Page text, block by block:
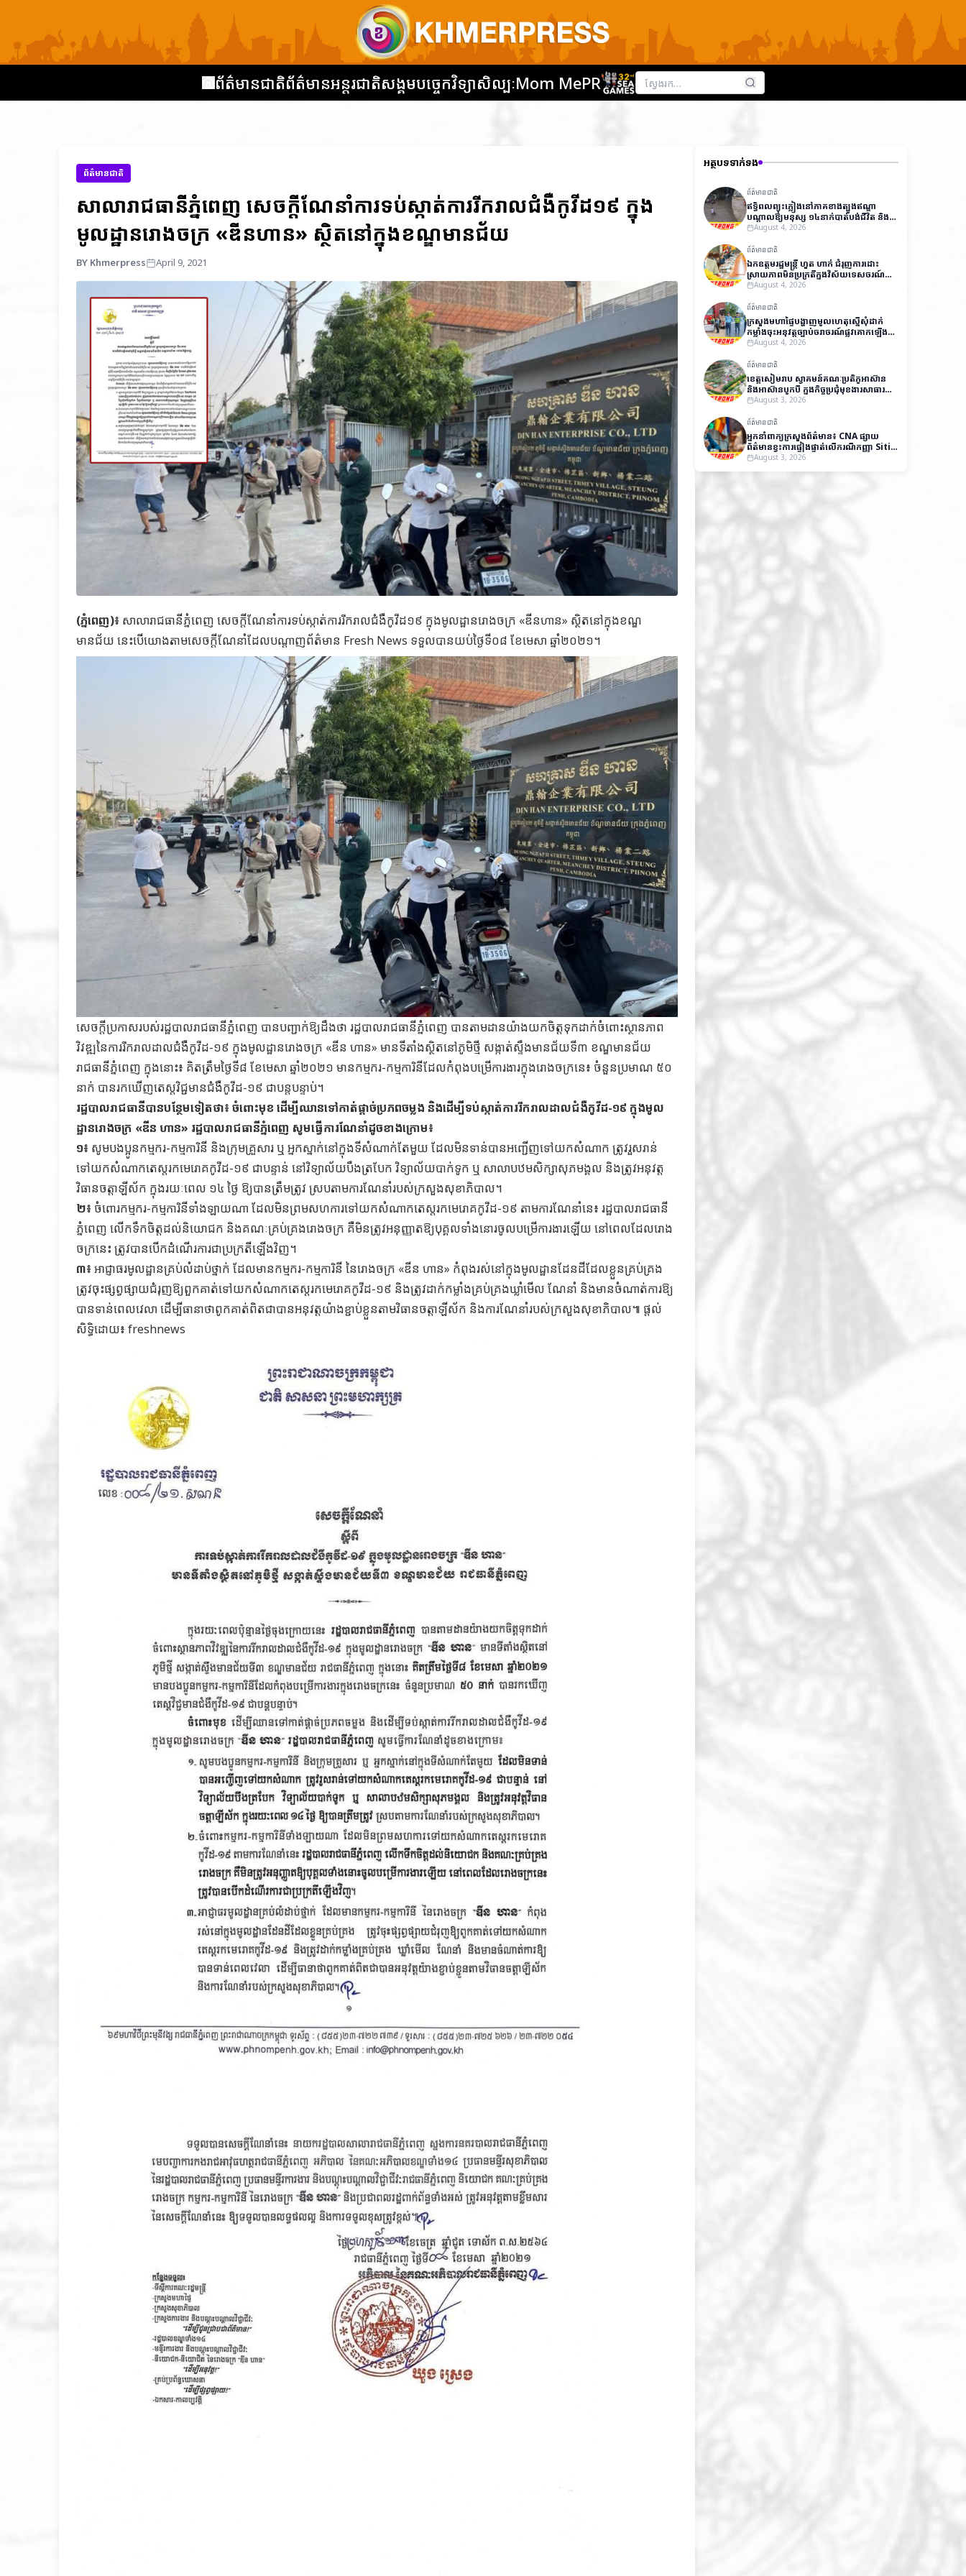
ព័ត៌មានជាតិព័ត៌មានអន្តរជាតិសង្គមបច្ចេកវិទ្យាសិល្បៈMom MePR
ព័ត៌មានជាតិ
សាលារាជធានីភ្នំពេញ សេចក្តីណែនាំការទប់ស្កាត់ការរីករាលជំងឺកូវីដ១៩ ក្នុង
មូលដ្ឋានរោងចក្រ «ឌីនហាន» ស្ថិតនៅក្នុងខណ្ឌមានជ័យ
BY Khmerpress April 9, 2021
(ភ្នំពេញ)៖ សាលារាជធានីភ្នំពេញ សេចក្តីណែនាំការទប់ស្កាត់ការរីករាលជំងឺកូវីដ១៩ ក្នុងមូលដ្ឋានរោងចក្រ «ឌីនហាន» ស្ថិតនៅក្នុងខណ្ឌ
មានជ័យ នេះបើយោងតាមសេចក្តីណែនាំដែលបណ្តាញព័ត៌មាន Fresh News ទទួលបានយប់ថ្ងៃទី០៨ ខែមេសា ឆ្នាំ២០២១។
សេចក្តីប្រកាសរបស់រដ្ឋបាលរាជធានីភ្នំពេញ បានបញ្ជាក់ឱ្យដឹងថា រដ្ឋបាលរាជធានីភ្នំពេញ បានតាមដានយ៉ាងយកចិត្តទុកដាក់ចំពោះ​ស្ថានភាព
វិវឌ្ឍនៃការ​រីករាល​ដាលជំងឺកូវីដ-១៩ ក្នុងមូលដ្ឋានរោងចក្រ «ឌីន ហាន» មានទីតាំងស្ថិតនៅភូមិថ្មី សង្កាត់ស្ទឹងមានជ័យទី៣ ខណ្ឌមានជ័យ
រាជធានីភ្នំពេញ ក្នុងនោះ៖ គិតត្រឹមថ្ងៃទី៨ ខែមេសា ឆ្នាំ២០២១ មានកម្មករ-កម្មការិនីដែលកំពុងបម្រើការងារក្នុងរោងចក្រនេ៖ ចំនួនប្រមាណ ៥០
នាក់ បានរកឃើញ​តេស្តវិជ្ជមានជំងឺកូវីដ-១៩ ជាបន្តបន្ទាប់។
រដ្ឋបាលរាជធានីបានបន្ថែមទៀតថា៖ ចំពោះមុខ ដើម្បីឈានទៅកាត់ផ្តាច់ប្រភពចម្លង និងដើម្បីទប់ស្កាត់ការរីករាលដាលជំងឺកូវីដ-១៩ ក្នុងមូល
ដ្ឋានរោងចក្រ «ឌីន ហាន» រដ្ឋបាលរាជធានីភ្នំពេញ សូមធ្វើការណែនាំដូចខាងក្រោម៖
១៖ សូមបងប្អូនកម្មករ-កម្មការិនី និងក្រុមគ្រួសារ ឬ អ្នកស្នាក់នៅក្នុងទីសំណាក់តែមួយ ដែលមិនទាន់បានអញ្ជើញទៅយកសំណាក ត្រូវរួសរាន់​
ទៅយកសំណាក​តេស្តរកមេរោគកូវីដ-១៩ ជាបន្ទាន់ នៅវិទ្យាល័យបឹងត្របែក វិទ្យាល័យបាក់ទូក ឬ សាលាបឋមសិក្សាសុភមង្គល និងត្រូវអនុវត្ត
វិធានចត្តាឡីស័ក ក្នុងរយៈពេល ១៤ ថ្ងៃ ឱ្យបានត្រឹមត្រូវ ស្របតាមការណែនាំរបស់ក្រសួងសុខាភិបាល។
២៖ ចំពោរកម្មករ-កម្មការិនីទាំងឡាយណា ដែលមិនព្រមសហការទៅយកសំណាកតេស្តរកមេរោគកូវីដ-១៩ តាមការណែនាំនេ៖ រដ្ឋបាលរាជធានី
ភ្នំពេញ លើកទឹកចិត្ត​ដល់និយោជក និងគណៈគ្រប់គ្រងរោងចក្រ គឺមិនត្រូវអនុញ្ញាតឱ្យបុគ្គលទាំងនោរចូលបម្រើការងារឡើយ នៅពេលដែលរោង
ចក្រនេះ ត្រូវបានបើកដំណើរការជាប្រក្រតីឡើងវិញ។
៣៖ អាជ្ញាធរមូលដ្ឋានគ្រប់លំដាប់ថ្នាក់ ដែលមានកម្មករ-កម្មការិនី នៃរោងចក្រ «ឌីន ហាន» កំពុងរស់នៅក្នុងមូលដ្ឋានដែនដីដែលខ្លួនគ្រប់គ្រង​
ត្រូវចុះផ្សព្វផ្សាយជំរុញ​ឱ្យពួកគាត់ទៅយកសំណាកតេស្តរកមេរោគកូវីដ-១៩ និងត្រូវដាក់កម្លាំងគ្រប់គ្រងឃ្លាំមើល ណែនាំ និងមានចំណាត់ការឱ្យ
បានទាន់ពេលវេលា ដើម្បីធានាថា​ពូកគាត់ពិតជាបានអនុវត្តយ៉ាងខ្ជាប់ខ្លួនតាមវិធានចត្តាឡីស័ក និងការណែនាំរបស់ក្រសួងសុខាភិបាល៕ ផ្តល់
សិទ្ធិដោយ៖ freshnews
អត្ថបទទាក់ទង
ព័ត៌មានជាតិ
ឥទ្ធិពលព្យុះភ្លៀងនៅភាគខាងត្បូងឥណ្ឌា
បណ្តាលឱ្យមនុស្ស ១៤នាក់បាត់បង់ជីវិត និង
ជាង ៧,០០០នាក់ត្រូវជម្លៀសខ្លួនជាបន្ទាន់
August 4, 2026
ព័ត៌មានជាតិ
ឯកឧត្តមរដ្ឋមន្ត្រី ហួត ហាក់ ជំរុញការដោះ
ស្រាយភាពមិនប្រក្រតីក្នុងវិស័យទេសចរណ៍
ដើម្បីលើកកម្ពស់ប្រសិទ្ធភាពការងារ និងការ
August 4, 2026
ព័ត៌មានជាតិ
ក្រសួងមហាផ្ទៃបង្ហាញមូលហេតុស្នើសុំដាក់
កម្លាំងចុះអនុវត្តច្បាប់ចរាចរណ៍ផ្លូវគោកឡើង
វិញAugust 4, 2026
ព័ត៌មានជាតិ
ខេត្តសៀមរាប ស្វាគមន៍គណៈប្រតិភូអាស៊ាន
និងអាស៊ានបូកបី ក្នុងកិច្ចប្រជុំមុខងារសាធារណៈ
និងវេទិកាស្តីពីអភិបាលកិច្ចល្អ
August 3, 2026
ព័ត៌មានជាតិ
អ្នកនាំពាក្យក្រសួងព័ត៌មាន៖ CNA ផ្សាយ
ព័ត៌មានខ្វះការផ្ទៀងផ្ទាត់លើករណីកញ្ញា Siti
Aishah បង្កឱ្យមានការយល់ច្រឡំ និងប៉ះ
August 3, 2026